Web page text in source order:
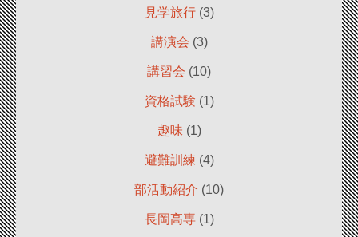
見学旅行(3)
講演会 (3)
講習会 (10)
資格試験 (1)
趣味 (1)
避難訓練 (4)
部活動紹介 (10)
長岡高専(1)